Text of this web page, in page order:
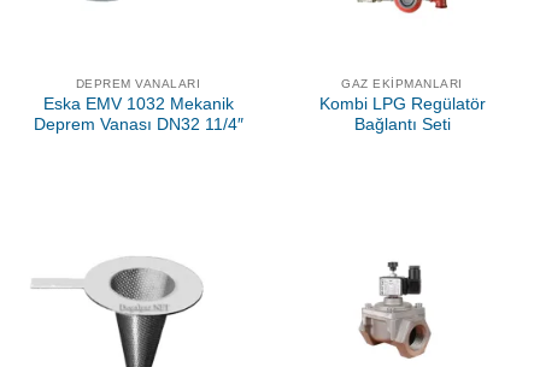
DEPREM VANALARI
Eska EMV 1032 Mekanik
Deprem Vanası DN32 11/4″
GAZ EKIPMANLARI
Kombi LPG Regülatör
Bağlantı Seti